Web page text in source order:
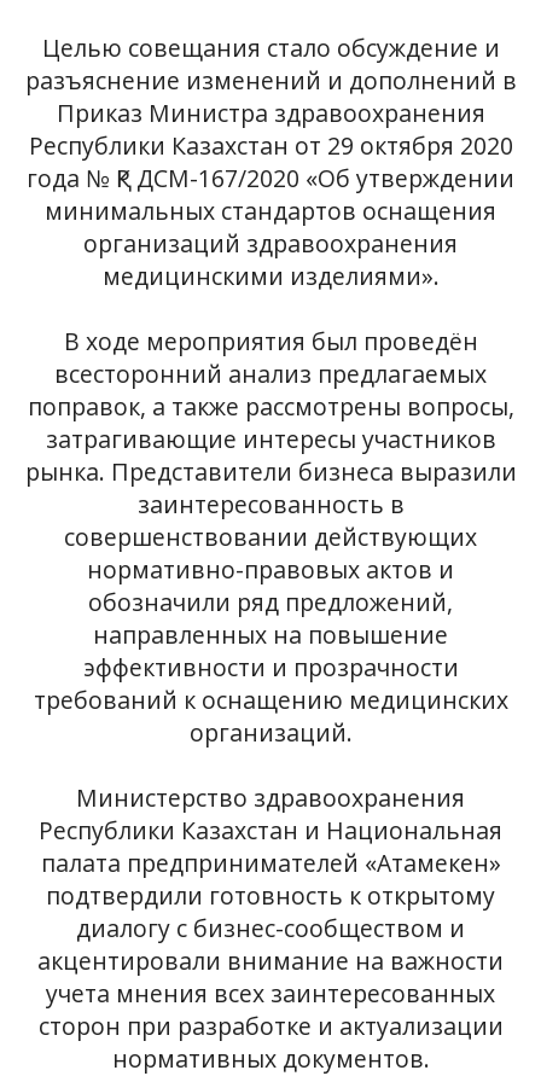
Целью совещания стало обсуждение и
разъяснение изменений и дополнений в
Приказ Министра здравоохранения
Республики Казахстан от 29 октября 2020
года № ҚР ДСМ-167/2020 «Об утверждении
минимальных стандартов оснащения
организаций здравоохранения
медицинскими изделиями».
В ходе мероприятия был проведён
всесторонний анализ предлагаемых
поправок, а также рассмотрены вопросы,
затрагивающие интересы участников
рынка. Представители бизнеса выразили
заинтересованность в
совершенствовании действующих
нормативно-правовых актов и
обозначили ряд предложений,
направленных на повышение
эффективности и прозрачности
требований к оснащению медицинских
организаций.
Министерство здравоохранения
Республики Казахстан и Национальная
палата предпринимателей «Атамекен»
подтвердили готовность к открытому
диалогу с бизнес-сообществом и
акцентировали внимание на важности
учета мнения всех заинтересованных
сторон при разработке и актуализации
нормативных документов.